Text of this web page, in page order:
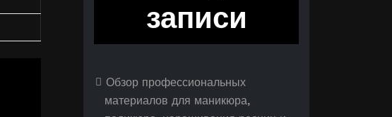
записи
Обзор профессиональных
материалов для маникюра,